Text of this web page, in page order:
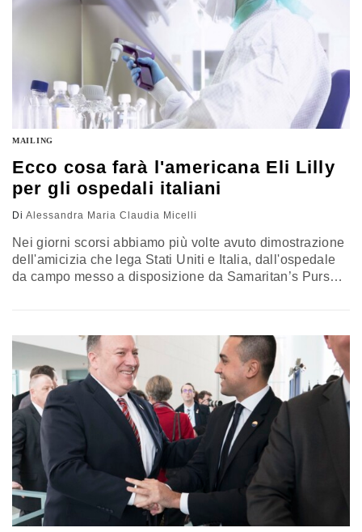
MAILING
Ecco cosa farà l'americana Eli Lilly
per gli ospedali italiani
Di Alessandra Maria Claudia Micelli
Nei giorni scorsi abbiamo più volte avuto dimostrazione
dell'amicizia che lega Stati Uniti e Italia, dall'ospedale
da campo messo a disposizione da Samaritan’s Purse,
tanti messaggi di vicinanza arrivati dagli Usa, fra cui
quello del segretario di Stato, Mike…